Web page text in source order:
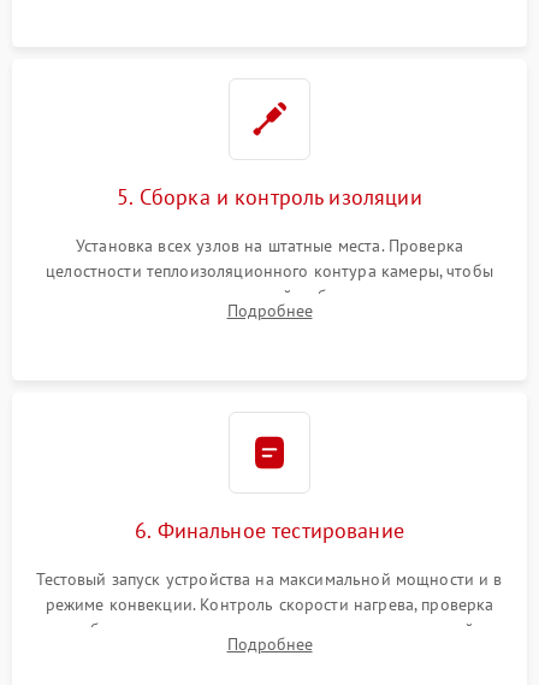
5. Сборка и контроль изоляции
Установка всех узлов на штатные места. Проверка
целостности теплоизоляционного контура камеры, чтобы
исключить перегрев кухонной мебели и потерю тепла.
Надежная фиксация клемм и сборка корпуса шкафа.
Подробнее
6. Финальное тестирование
Тестовый запуск устройства на максимальной мощности и в
режиме конвекции. Контроль скорости нагрева, проверка
срабатывания термостата при достижении заданной
температуры и тест на отсутствие утечек тока.
Подробнее